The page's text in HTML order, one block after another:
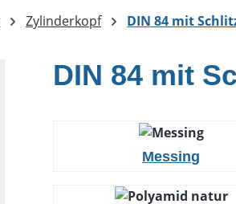
Zylinderkopf DIN 84 mit
DIN 84 mit
Messing